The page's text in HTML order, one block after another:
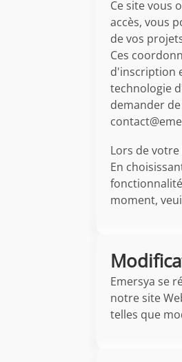
Ce site vous
accès, vous
de vos
Ces
d'inscription
technologie
demander
Lors de
En
moment,
Emersya se
notre site
telles que